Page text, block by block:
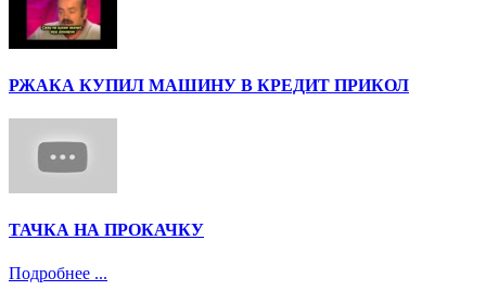
РЖАКА КУПИЛ МАШИНУ В КРЕДИТ ПРИКОЛ
ТАЧКА НА ПРОКАЧКУ
Подробнее ...